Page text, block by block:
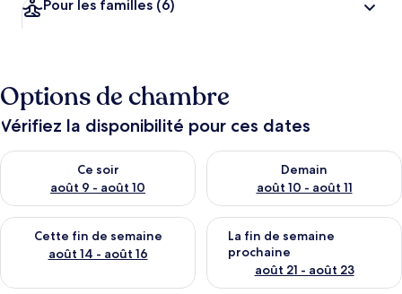
Pour les familles (6)
Options de chambre
Vérifiez la disponibilité pour ces dates
Ce soir
août 9 - août 10
Vérifier la disponibilité pour ce soir août 9 - août 10
Demain
août 10 - août 11
Vérifier la disponibilité pour
Cette fin de semaine
août 14 - août 16
Vérifier la disponibilité pour cette fin de semaine août 14 -
La fin de semaine
prochaine
août 21 - août 23
Vérifier la disponibilité pour